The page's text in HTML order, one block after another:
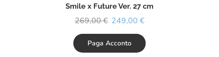
Smile x Future Ver. 27 cm
269,00€ 249,00 €
Paga Acconto